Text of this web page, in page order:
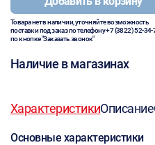
Товара нет в наличии, уточняйте возможность
поставки под заказ по телефону+7 (3822) 52-34-
по кнопке "Заказать звонок"
Наличие в магазинах
ХарактеристикиОписание
Основные характеристики